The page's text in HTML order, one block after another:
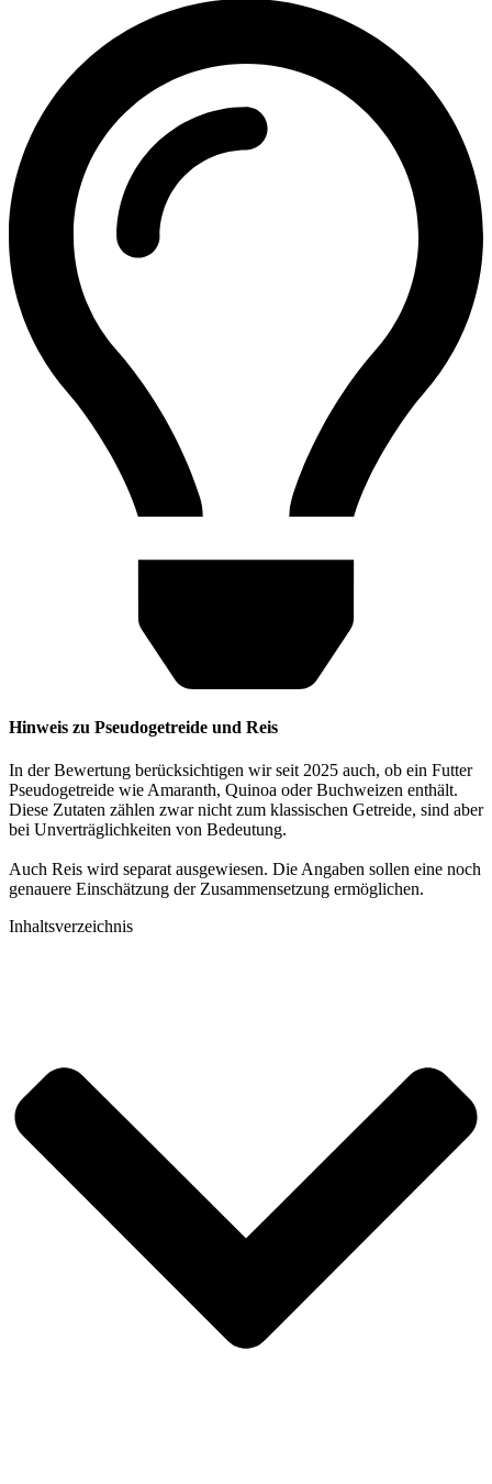
Hinweis zu Pseudogetreide und Reis
In der Bewertung berücksichtigen wir seit 2025 auch, ob ein Futter
Pseudogetreide wie Amaranth, Quinoa oder Buchweizen enthält.
Diese Zutaten zählen zwar nicht zum klassischen Getreide, sind aber
bei Unverträglichkeiten von Bedeutung.
Auch Reis wird separat ausgewiesen. Die Angaben sollen eine noch
genauere Einschätzung der Zusammensetzung ermöglichen.
Inhaltsverzeichnis​